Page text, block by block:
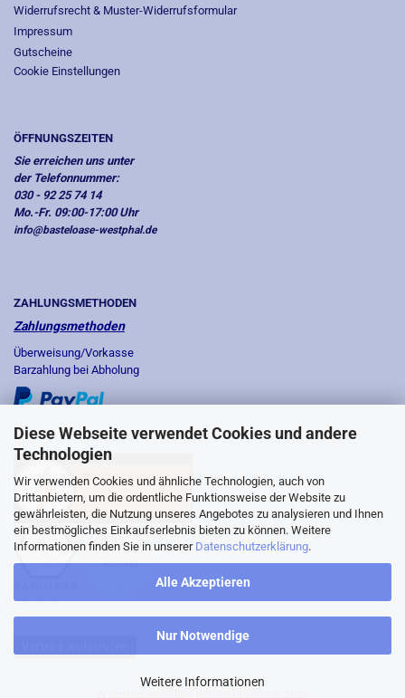
Diese Webseite verwendet Cookies und andere
Technologien
Wir verwenden Cookies und ähnliche Technologien, auch von
Drittanbietern, um die ordentliche Funktionsweise der Website zu
gewährleisten, die Nutzung unseres Angebotes zu analysieren und Ihnen
ein bestmögliches Einkaufserlebnis bieten zu können. Weitere
Informationen finden Sie in unserer Datenschutzerklärung.
Alle Akzeptieren
Nur Notwendige
Weitere Informationen
Widerrufsrecht & Muster-Widerrufsformular
Impressum
Gutscheine
Cookie Einstellungen
ÖFFNUNGSZEITEN
Sie erreichen uns unter
der Telefonnummer:
030 - 92 25 74 14
Mo.-Fr. 09:00-17:00 Uhr
info@basteloase-westphal.de
ZAHLUNGSMETHODEN
Zahlungsmethoden
Überweisung/Vorkasse
Barzahlung bei Abholung